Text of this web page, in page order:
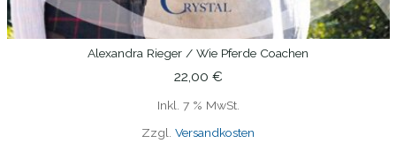
IN DEN WARENKORB
Alexandra Rieger / Wie Pferde Coachen
22,00 €
Inkl. 7 % MwSt.
Zzgl. Versandkosten